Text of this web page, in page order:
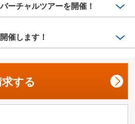
ーチャルツアーを開催！
催します！
する